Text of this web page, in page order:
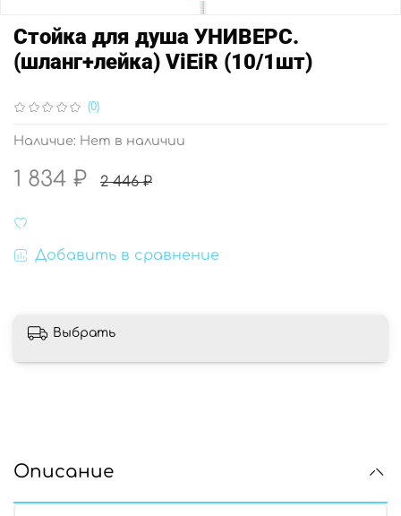
(0)
Наличие: Нет в наличии
Стойка для душа УНИВЕРС.
(шланг+лейка) ViEiR (10/1шт)
1 834 ₽ 2 446 ₽
Добавить в сравнение
Выбрать
Описание